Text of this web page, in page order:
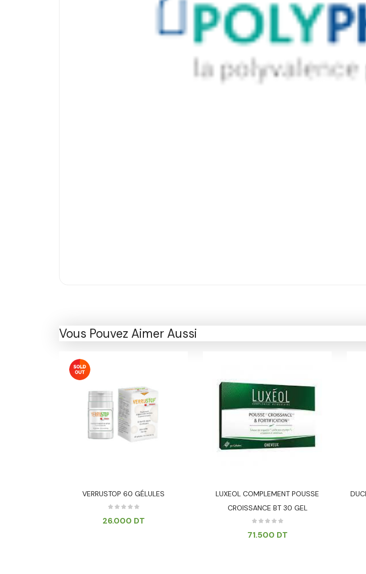
Vous Pouvez Aimer Aussi
VERRUSTOP 60 GÉLULES
26.000 DT
LUXEOL COMPLEMENT POUSSE
CROISSANCE BT 30 GEL
71.500 DT